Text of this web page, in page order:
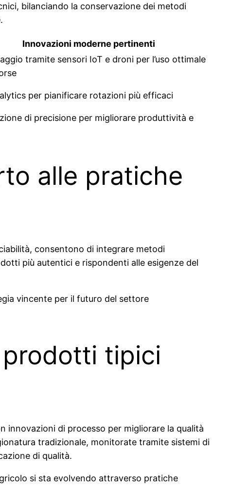
bilanciando la conservazione dei metodi
Innovazioni moderne pertinenti
tramite sensori IoT e droni per l’uso ottimale
per pianificare rotazioni più efficaci
di precisione per migliorare produttività e
alle pratiche
consentono di integrare metodi
più autentici e rispondenti alle esigenze del
vincente per il futuro del settore
prodotti tipici
di processo per migliorare la qualità
tradizionale, monitorate tramite sistemi di
di qualità.
si sta evolvendo attraverso pratiche